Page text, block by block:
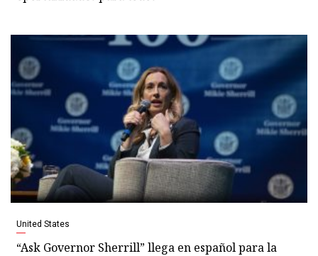
United States
“Ask Governor Sherrill” llega en español para la